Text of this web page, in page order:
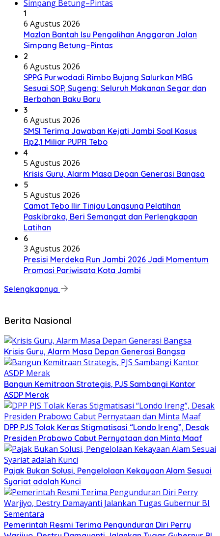
1
6 Agustus 2026
Mazlan Bantah Isu Pengalihan Anggaran Jalan
Simpang Betung–Pintas
2
6 Agustus 2026
SPPG Purwodadi Rimbo Bujang Salurkan MBG
Sesuai SOP, Sugeng: Seluruh Makanan Segar dan
Berbahan Baku Baru
3
6 Agustus 2026
SMSI Terima Jawaban Kejati Jambi Soal Kasus
Rp2,1 Miliar PUPR Tebo
4
5 Agustus 2026
Krisis Guru, Alarm Masa Depan Generasi Bangsa
5
5 Agustus 2026
Camat Tebo Ilir Tinjau Langsung Pelatihan
Paskibraka, Beri Semangat dan Perlengkapan
Latihan
6
3 Agustus 2026
Presisi Merdeka Run Jambi 2026 Jadi Momentum
Promosi Pariwisata Kota Jambi
Selengkapnya
Berita Nasional
Krisis Guru, Alarm Masa Depan Generasi Bangsa
Bangun Kemitraan Strategis, PJS Sambangi Kantor
ASDP Merak
DPP PJS Tolak Keras Stigmatisasi “Londo Ireng”, Desak
Presiden Prabowo Cabut Pernyataan dan Minta Maaf
Pajak Bukan Solusi, Pengelolaan Kekayaan Alam Sesuai
Syariat adalah Kunci
Pemerintah Resmi Terima Pengunduran Diri Perry